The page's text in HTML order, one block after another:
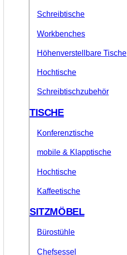
Schreibtische
Workbenches
Höhenverstellbare Tische
Hochtische
Schreibtischzubehör
TISCHE
Konferenztische
mobile & Klapptische
Hochtische
Kaffeetische
SITZMÖBEL
Bürostühle
Chefsessel